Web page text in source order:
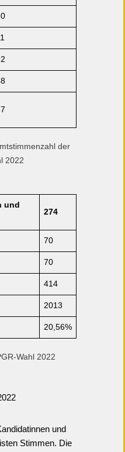
der
2022
und
274
70
70
414
2013
20,56%
Wahl 2022
und
Stimmen. Die